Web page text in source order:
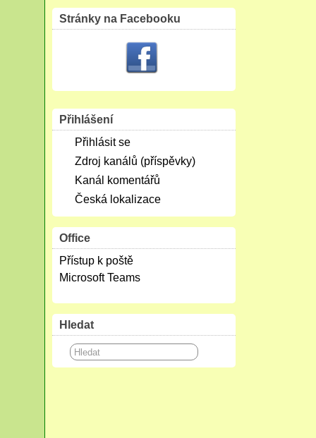
Stránky na Facebooku
Přihlášení
Přihlásit se
Zdroj kanálů (příspěvky)
Kanál komentářů
Česká lokalizace
Office
Přístup k poště
Microsoft Teams
Hledat